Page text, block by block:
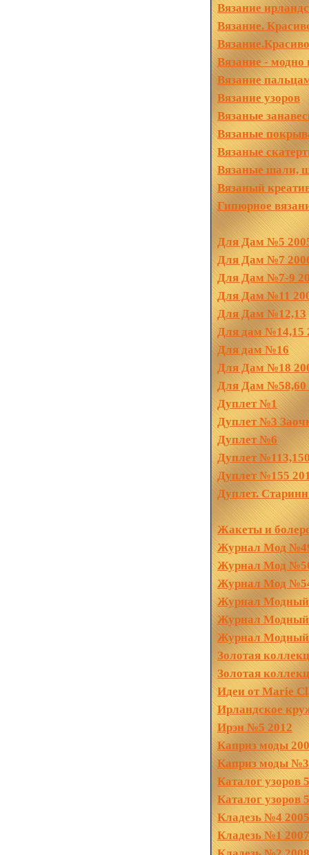
Вязание
Вязание.
Вязание -
Вязание
Вязание узоров
Вязаные
Вязаные
Вязаные
Вязаные шали,
Вязаный
Гипюрное
Для Дам №5
Для Дам №7
Для Дам №7-9
Для Дам №11
Для Дам №12,13
Для дам №14,15
Для дам №16
Для Дам №18
Для Дам №58,60
Дуплет №1
Дуплет №3
Дуплет №6
Дуплет
Дуплет №155
Дуплет.
Жакеты и
Журнал Мод
Журнал Мод
Журнал Мод
Журнал Модный
Журнал
Журнал
Золотая
Золотая
Идеи от Marie
Ирландское
Ирэн №5 2012
Каприз моды
Каприз моды
Каталог узоров
Каталог узоров
Кладезь №4 2005
Кладезь №1 2007